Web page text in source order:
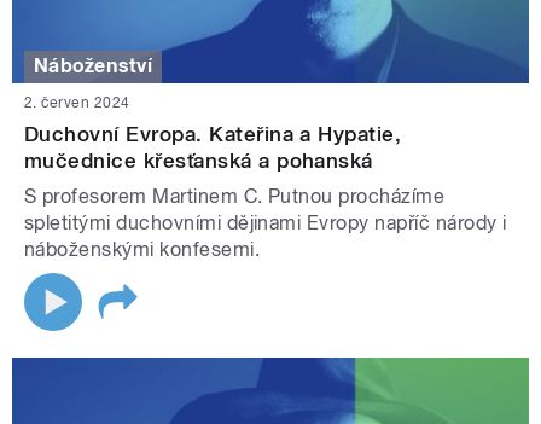
Náboženství
2. červen 2024
Duchovní Evropa. Kateřina a Hypatie,
mučednice křesťanská a pohanská
S profesorem Martinem C. Putnou procházíme
spletitými duchovními dějinami Evropy napříč národy i
náboženskými konfesemi.